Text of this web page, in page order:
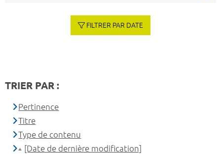
FILTRER PAR DATE
TRIER PAR :
Pertinence
Titre
Type de contenu
[Date de dernière modification]